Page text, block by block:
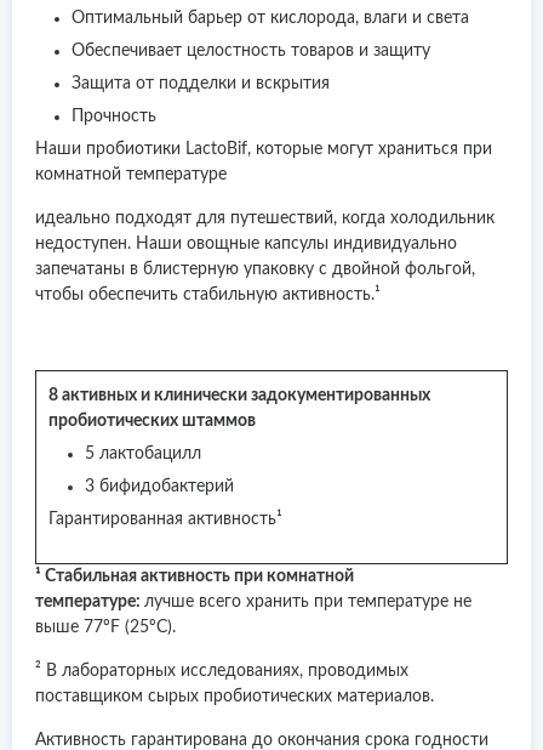
Оптимальный барьер от кислорода, влаги и света
Обеспечивает целостность товаров и защиту
Защита от подделки и вскрытия
Прочность
Наши пробиотики LactoBif, которые могут храниться при
комнатной температуре
идеально подходят для путешествий, когда холодильник
недоступен. Наши овощные капсулы индивидуально
запечатаны в блистерную упаковку с двойной фольгой,
чтобы обеспечить стабильную активность.¹
8 активных и клинически задокументированных
пробиотических штаммов
5 лактобацилл
3 бифидобактерий
Гарантированная активность¹
¹ Стабильная активность при комнатной
температуре: лучше всего хранить при температуре не
выше 77ºF (25ºC).
² В лабораторных исследованиях, проводимых
поставщиком сырых пробиотических материалов.
Активность гарантирована до окончания срока годности